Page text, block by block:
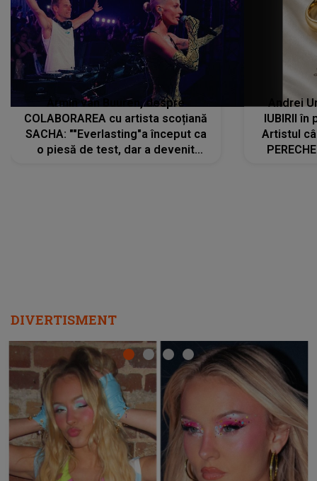
Armin van Buuren, despre
COLABORAREA cu artista scoțiană
SACHA: ""Everlasting"a început ca
o piesă de test, dar a devenit
Andrei
IUBIRII în
Artistul
DIVERTISMENT